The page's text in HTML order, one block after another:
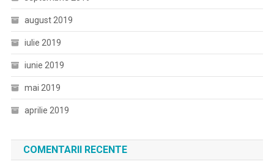
august 2019
iulie 2019
iunie 2019
mai 2019
aprilie 2019
COMENTARII RECENTE